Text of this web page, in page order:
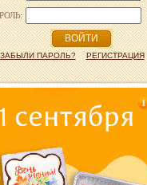
ВОЙТИ
ЗАБЫЛИ ПАРОЛЬ? РЕГИСТРАЦИЯ
1